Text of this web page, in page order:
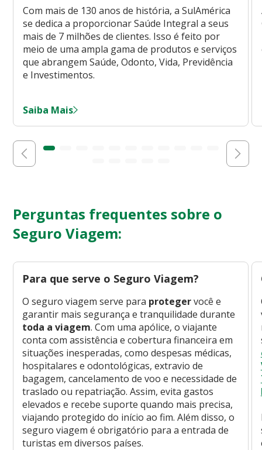
Com mais de 130 anos de história, a SulAmérica
se dedica a proporcionar Saúde Integral a seus
mais de 7 milhões de clientes. Isso é feito por
meio de uma ampla gama de produtos e serviços
que abrangem Saúde, Odonto, Vida, Previdência
e Investimentos.
Saiba Mais
Perguntas frequentes sobre o
Seguro Viagem:
Para que serve o Seguro Viagem?
O seguro viagem serve para protegervocê e
garantir mais segurança e tranquilidade durante
toda a viagem. Com uma apólice, o viajante
conta com assistência e cobertura financeira em
situações inesperadas, como despesas médicas,
hospitalares e odontológicas, extravio de
bagagem, cancelamento de voo e necessidade de
traslado ou repatriação. Assim, evita gastos
elevados e recebe suporte quando mais precisa,
viajando protegido do início ao fim. Além disso, o
seguro viagem é obrigatório para a entrada de
turistas em diversos países.